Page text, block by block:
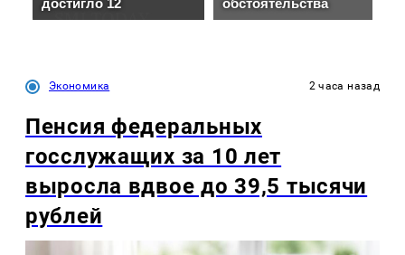
Экономика 2 часа назад
Пенсия федеральных
госслужащих за 10 лет
выросла вдвое до 39,5 тысячи
рублей